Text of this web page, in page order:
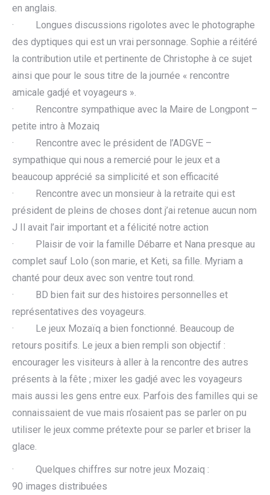
en anglais.
· Longues discussions rigolotes avec le photographe
des dyptiques qui est un vrai personnage. Sophie a réitéré
la contribution utile et pertinente de Christophe à ce sujet
ainsi que pour le sous titre de la journée « rencontre
amicale gadjé et voyageurs ».
· Rencontre sympathique avec la Maire de Longpont –
petite intro à Mozaiq
· Rencontre avec le président de l’ADGVE –
sympathique qui nous a remercié pour le jeux et a
beaucoup apprécié sa simplicité et son efficacité
· Rencontre avec un monsieur à la retraite qui est
président de pleins de choses dont j’ai retenue aucun nom
J Il avait l’air important et a félicité notre action
· Plaisir de voir la famille Débarre et Nana presque au
complet sauf Lolo (son marie, et Keti, sa fille. Myriam a
chanté pour deux avec son ventre tout rond.
· BD bien fait sur des histoires personnelles et
représentatives des voyageurs.
· Le jeux Mozaïq a bien fonctionné. Beaucoup de
retours positifs. Le jeux a bien rempli son objectif :
encourager les visiteurs à aller à la rencontre des autres
présents à la fête ; mixer les gadjé avec les voyageurs
mais aussi les gens entre eux. Parfois des familles qui se
connaissaient de vue mais n’osaient pas se parler on pu
utiliser le jeux comme prétexte pour se parler et briser la
glace.
· Quelques chiffres sur notre jeux Mozaiq :
90 images distribuées